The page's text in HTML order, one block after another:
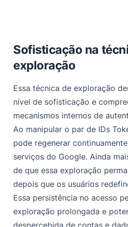
Sofisticação na
exploração
Essa técnica de exploração
nível de sofisticação e
mecanismos internos de
Ao manipular o par de IDs
pode regenerar
serviços do Google. Ainda
de que essa exploração
depois que os usuários
Essa persistência no acesso
exploração prolongada e